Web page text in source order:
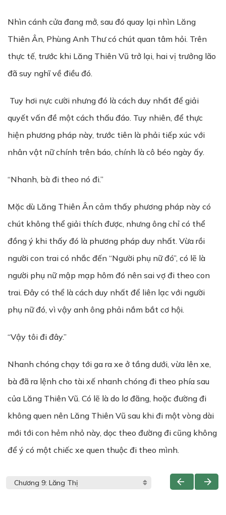
Nhìn cánh cửa đang mở, sau đó quay lại nhìn Lăng
Thiên Ân, Phùng Anh Thư có chút quan tâm hỏi. Trên
thực tế, trước khi Lăng Thiên Vũ trở lại, hai vị trưởng lão
đã suy nghĩ về điều đó.
Tuy hơi nực cười nhưng đó là cách duy nhất để giải
quyết vấn đề một cách thấu đáo. Tuy nhiên, để thực
hiện phương pháp này, trước tiên là phải tiếp xúc với
nhân vật nữ chính trên báo, chính là cô béo ngày ấy.
“Nhanh, bà đi theo nó đi.”
Mặc dù Lăng Thiên Ân cảm thấy phương pháp này có
chút không thể giải thích được, nhưng ông chỉ có thể
đồng ý khi thấy đó là phương pháp duy nhất. Vừa rồi
người con trai có nhắc đến “Người phụ nữ đó”, có lẽ là
người phụ nữ mập mạp hôm đó nên sai vợ đi theo con
trai. Đây có thể là cách duy nhất để liên lạc với người
phụ nữ đó, vì vậy anh ông phải nắm bắt cơ hội.
“Vậy tôi đi đây.”
Nhanh chóng chạy tới ga ra xe ở tầng dưới, vừa lên xe,
bà đã ra lệnh cho tài xế nhanh chóng đi theo phía sau
của Lăng Thiên Vũ. Có lẽ là do lơ đãng, hoặc đường đi
không quen nên Lăng Thiên Vũ sau khi đi một vòng dài
mới tới con hẻm nhỏ này, dọc theo đường đi cũng không
để ý có một chiếc xe quen thuộc đi theo mình.